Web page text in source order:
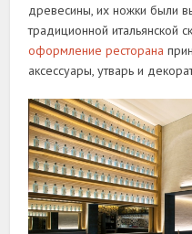
древесины, их ножки были
традиционной итальянской
оформление ресторана
аксессуары, утварь и